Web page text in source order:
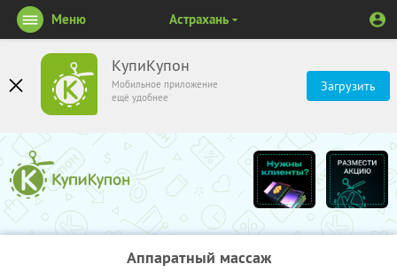
КупиКупон
Мобильное приложение
ещё удобнее
Загрузить
Меню Астрахань
Аппаратный массаж